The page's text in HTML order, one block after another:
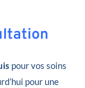
pour vos soins
pour une